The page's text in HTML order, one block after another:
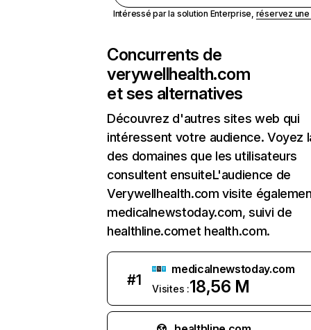
Intéressé par la solution Enterprise, réservez
Concurrents de
verywellhealth.com
et ses alternatives
Découvrez d'autres sites web qui
intéressent votre audience. Voyez
des domaines que les utilisateurs
consultent ensuiteL'audience de
Verywellhealth.com visite
medicalnewstoday.com, suivi de
healthline.comet health.com.
#1
medicalnewstoday.com
Visites :18,56 M